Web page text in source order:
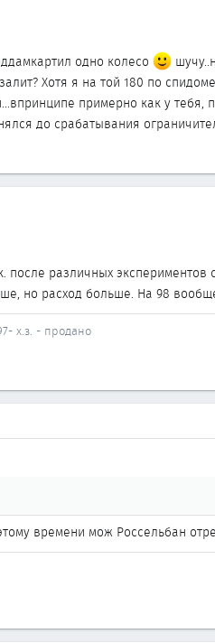
одно колесо
Хотя я на той 180 по
примерно как у
до срабатывания
различных
но расход больше. На 98
х.з. - продано
времени мож Россельбан